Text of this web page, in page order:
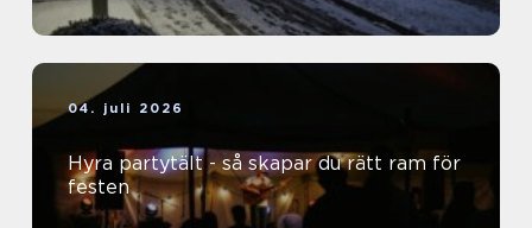
04. juli 2026
Hyra partytält - så skapar du rätt ram för
festen